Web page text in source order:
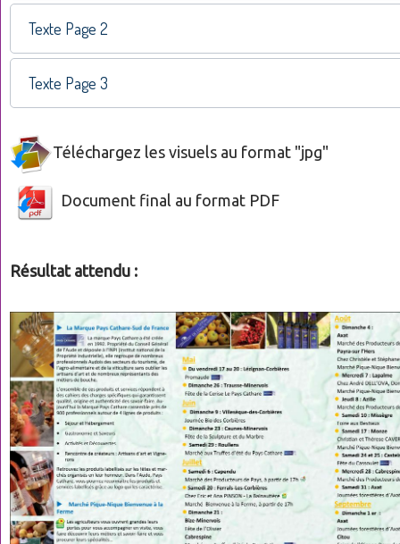
Texte Page 2
Texte Page 3
Téléchargez les visuels au format "jpg"
Document final au format PDF
Résultat attendu :